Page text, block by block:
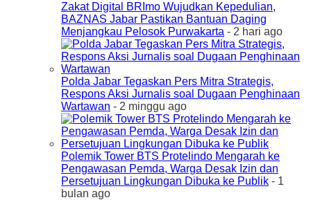
Zakat Digital BRImo Wujudkan Kepedulian,
BAZNAS Jabar Pastikan Bantuan Daging
Menjangkau Pelosok Purwakarta - 2 hari ago
Polda Jabar Tegaskan Pers Mitra Strategis,
Respons Aksi Jurnalis soal Dugaan Penghinaan
Wartawan - 2 minggu ago
Polemik Tower BTS Protelindo Mengarah ke
Pengawasan Pemda, Warga Desak Izin dan
Persetujuan Lingkungan Dibuka ke Publik - 1
bulan ago